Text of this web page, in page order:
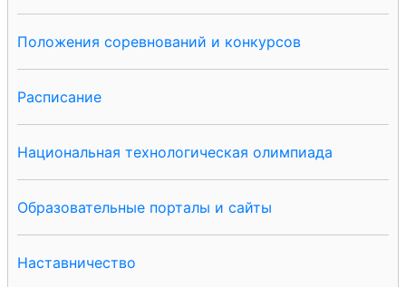
Положения соревнований и конкурсов
Расписание
Национальная технологическая олимпиада
Образовательные порталы и сайты
Наставничество